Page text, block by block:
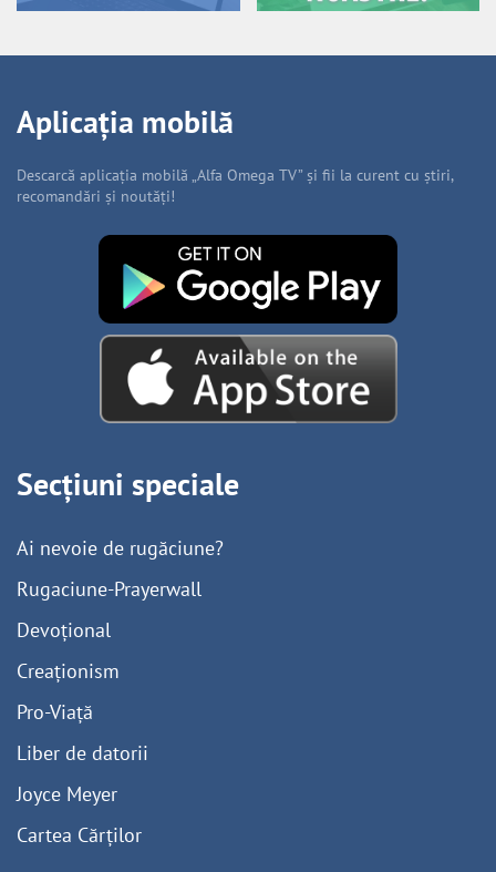
Aplicația mobilă
Descarcă aplicația mobilă „Alfa Omega TV” și fii la curent cu știri,
recomandări și noutăți!
Secțiuni speciale
Ai nevoie de rugăciune?
Rugaciune-Prayerwall
Devoțional
Creaționism
Pro-Viață
Liber de datorii
Joyce Meyer
Cartea Cărților